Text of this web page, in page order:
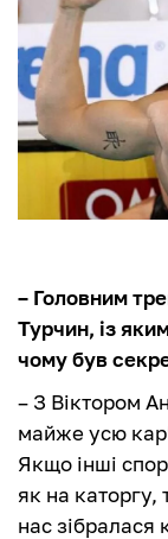
– Головним
Турчин, із
чому був
– З Віктором
майже усю
Якщо інші
як на каторгу,
нас зібралася